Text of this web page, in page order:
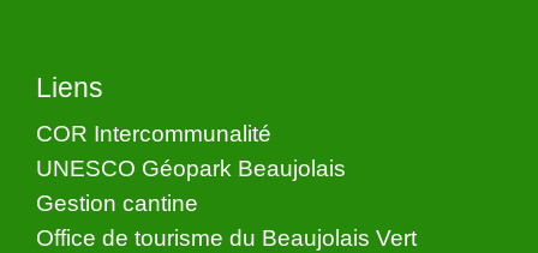
Liens
COR Intercommunalité
UNESCO Géopark Beaujolais
Gestion cantine
Office de tourisme du Beaujolais Vert